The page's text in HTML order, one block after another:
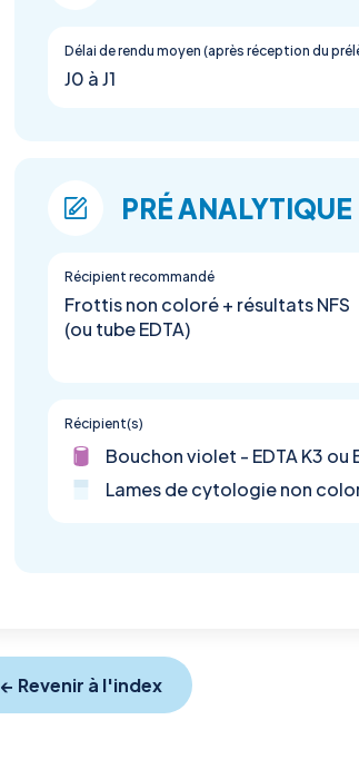
Délai de rendu moyen (après réception du
J0 à J1
PRÉ ANALYTIQUE
Récipient recommandé
Frottis non coloré + résultats NFS
(ou tube EDTA)
Récipient(s)
Bouchon violet - EDTA K3 ou
Lames de cytologie non
← Revenir à l'index